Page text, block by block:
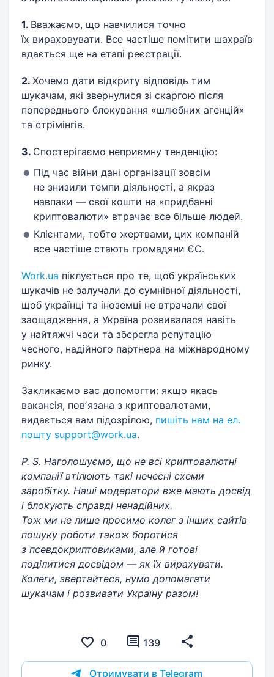
1. Вважаємо, що навчилися точно
їх вираховувати. Все частіше помітити шахраїв
вдається ще на етапі реєстрації.
2. Хочемо дати відкриту відповідь тим
шукачам, які звернулися зі скаргою після
попереднього блокування «шлюбних агенцій»
та стрімінгів.
3. Спостерігаємо неприємну тенденцію:
Під час війни дані організації зовсім
не знизили темпи діяльності, а якраз
навпаки — свої кошти на «придбанні
криптовалюти» втрачає все більше людей.
Клієнтами, тобто жертвами, цих компаній
все частіше стають громадяни ЄС.
Work.ua піклується про те, щоб українських
шукачів не залучали до сумнівної діяльності,
щоб українці та іноземці не втрачали свої
заощадження, а Україна розвивалася навіть
у найтяжчі часи та зберегла репутацію
чесного, надійного партнера на міжнародному
ринку.
Закликаємо вас допомогти: якщо якась
вакансія, повʼязана з криптовалютами,
видається вам підозрілою, пишіть нам на ел.
пошту support@work.ua.
P. S. Наголошуємо, що не всі криптовалютні
компанії втілюють такі нечесні схеми
заробітку. Наші модератори вже мають досвід
і блокують справді ненадійних.
Тож ми не лише просимо колег з інших сайтів
пошуку роботи також боротися
з псевдокриптовиками, але й готові
поділитися досвідом — як їх вирахувати.
Колеги, звертайтеся, нумо допомагати
шукачам і розвивати Україну разом!
0 139
Отримувати в Telegram